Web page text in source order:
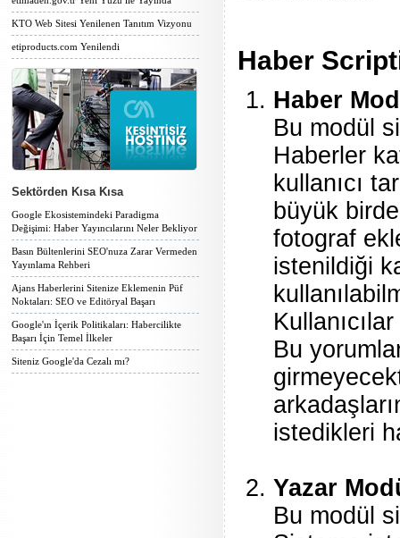
KTO Web Sitesi Yenilenen Tanıtım Vizyonu
etiproducts.com Yenilendi
Sektörden Kısa Kısa
Google Ekosistemindeki Paradigma
Değişimi: Haber Yayıncılarını Neler Bekliyor
Basın Bültenlerini SEO'nuza Zarar Vermeden
Yayınlama Rehberi
Ajans Haberlerini Sitenize Eklemenin Püf
Noktaları: SEO ve Editöryal Başarı
Google'ın İçerik Politikaları: Habercilikte
Başarı İçin Temel İlkeler
Siteniz Google'da Cezalı mı?
Haber
Haber
Bu modül
Haberler
kullanıcı
büyük
fotograf
istenildiği
Bu
istedikleri
Yazar
Bu modül